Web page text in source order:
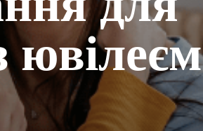
ювілеєм